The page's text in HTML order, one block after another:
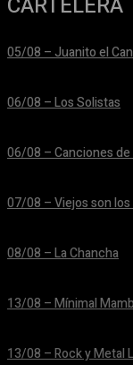
05/08 – Juanito el
06/08 – Los Solistas
06/08 – Canciones de
07/08 – Viejos son
08/08 – La Chancha
13/08 – Mínimal
13/08 – Rock y Metal